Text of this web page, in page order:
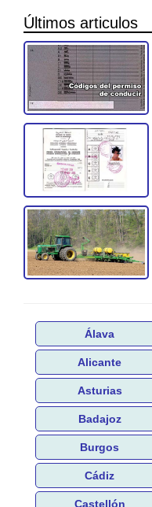
Últimos articulos
Álava
Alicante
Asturias
Badajoz
Burgos
Cádiz
Castellón